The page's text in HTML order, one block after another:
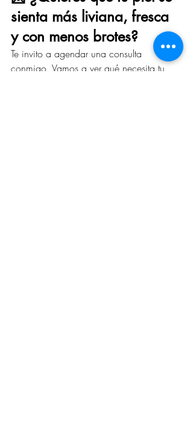
sienta más liviana, fresca
y con menos brotes?
Te invito a agendar una consulta
conmigo. Vamos a ver qué necesita tu